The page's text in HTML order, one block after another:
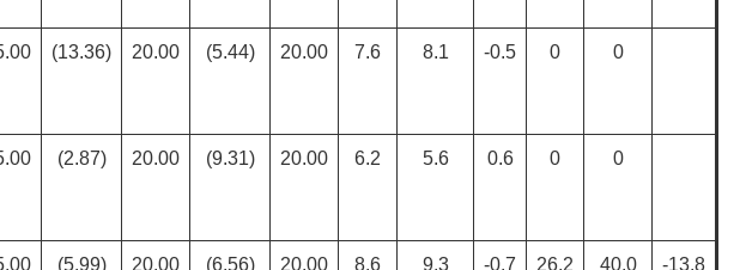
(13.36) 20.00 (5.44) 20.00 7.6 8.1 -0.5 0 0
(2.87) 20.00 (9.31) 20.00 6.2 5.6 0.6 0 0
(5.99) 20.00 (6.56) 20.00 8.6 9.3 -0.7 26.2 40.0 -13.8